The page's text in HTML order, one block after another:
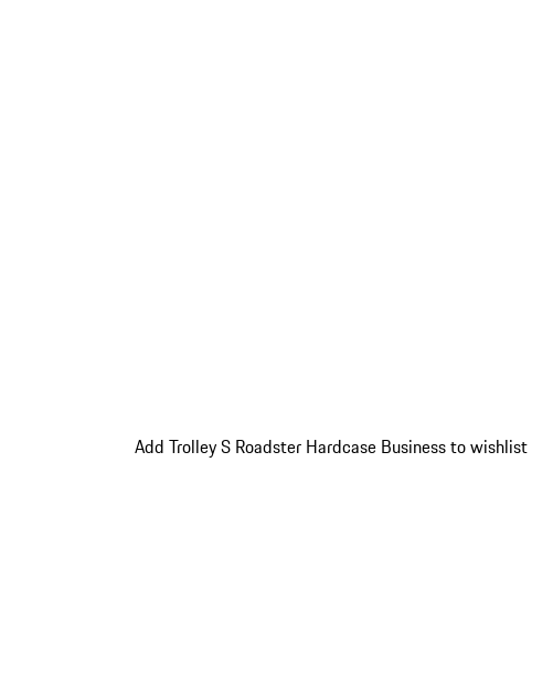
Add Trolley S Roadster Hardcase Business to wishlist